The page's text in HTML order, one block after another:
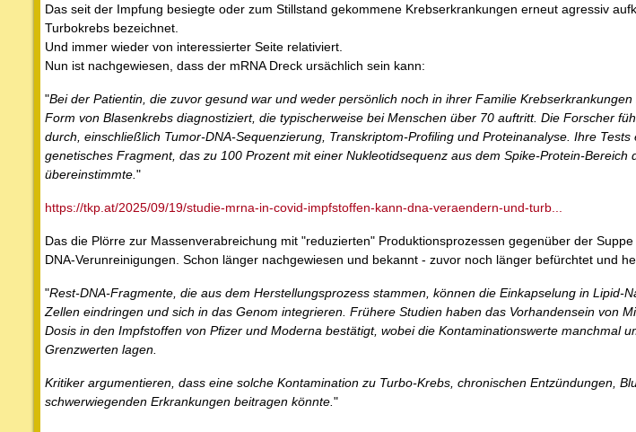
Das seit der Impfung besiegte oder zum Stillstand gekommene Krebserkrankungen erneut agressiv
Turbokrebs bezeichnet.
Und immer wieder von interessierter Seite relativiert.
Nun ist nachgewiesen, dass der mRNA Dreck ursächlich sein kann:
"Bei der Patientin, die zuvor gesund war und weder persönlich noch in ihrer Familie
Form von Blasenkrebs diagnostiziert, die typischerweise bei Menschen über 70 auftritt. Die Forscher
durch, einschließlich Tumor-DNA-Sequenzierung, Transkriptom-Profiling und Proteinanalyse. Ihre
genetisches Fragment, das zu 100 Prozent mit einer Nukleotidsequenz aus dem Spike-Protein-Bereich
übereinstimmte. "
https://tkp.at/2025/09/19/studie-mrna-in-covid-impfstoffen-kann-dna-veraendern-und-turb...
Das die Plörre zur Massenverabreichung mit "reduzierten" Produktionsprozessen gegenüber der
DNA-Verunreinigungen. Schon länger nachgewiesen und bekannt - zuvor noch länger befürchtet und
"Rest-DNA-Fragmente, die aus dem Herstellungsprozess stammen, können die Einkapselung in Lipid-
Zellen eindringen und sich in das Genom integrieren. Frühere Studien haben das Vorhandensein von
Dosis in den Impfstoffen von Pfizer und Moderna bestätigt, wobei die Kontaminationswerte manchmal
Grenzwerten lagen.
Kritiker argumentieren, dass eine solche Kontamination zu Turbo-Krebs, chronischen Entzündungen,
schwerwiegenden Erkrankungen beitragen könnte. "